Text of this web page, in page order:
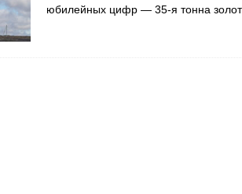
юбилейных цифр — 35-я тонна